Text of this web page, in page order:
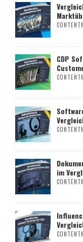
CDP
im